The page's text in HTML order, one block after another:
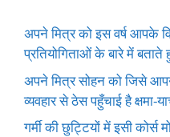
अपने मित्र को इस वर्ष आपके
प्रतियोगिताओं के बारे में
अपने मित्र सोहन को जिसे
व्यवहार से ठेस पहुँचाई है क्षमा-
गर्मी की छुट्टियों में इसी कोर्स